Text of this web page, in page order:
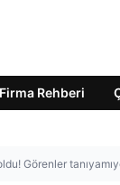
Firma Rehberi
Görenler